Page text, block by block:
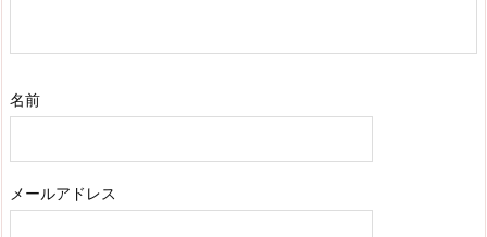
名前
メールアドレス